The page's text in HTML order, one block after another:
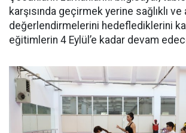
karşısında geçirmek yerine sağlıklı
değerlendirmelerini hedeflediklerini
eğitimlerin 4 Eylül’e kadar devam